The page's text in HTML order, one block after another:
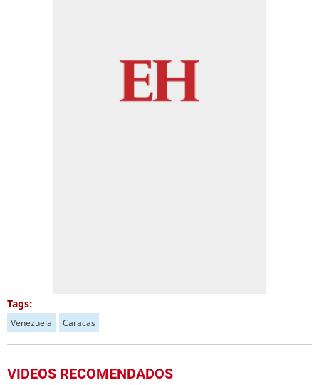
Tags:
Venezuela Caracas
VIDEOS RECOMENDADOS